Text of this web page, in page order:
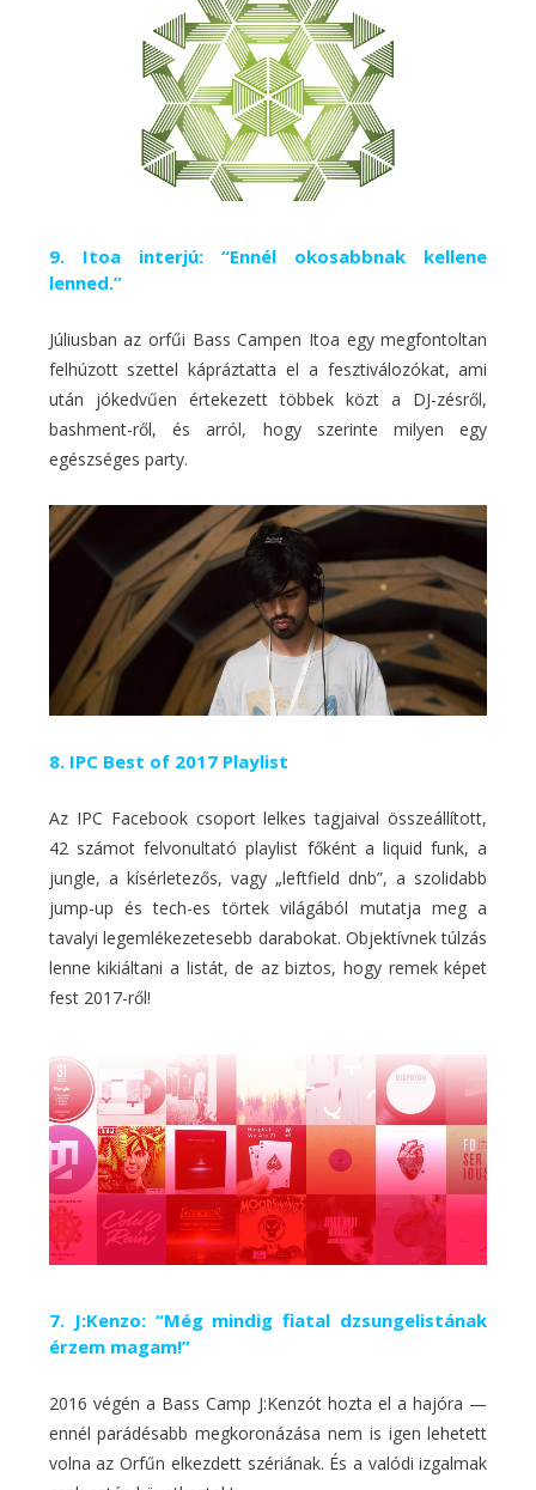
9. Itoa interjú: “Ennél okosabbnak kellene
lenned.”
Júliusban az orfűi Bass Campen Itoa egy megfontoltan
felhúzott szettel kápráztatta el a fesztiválozókat, ami
után jókedvűen értekezett többek közt a DJ-zésről,
bashment-ről, és arról, hogy szerinte milyen egy
egészséges party.
8. IPC Best of 2017 Playlist
Az IPC Facebook csoport lelkes tagjaival összeállított,
42 számot felvonultató playlist főként a liquid funk, a
jungle, a kísérletezős, vagy „leftfield dnb”, a szolidabb
jump-up és tech-es törtek világából mutatja meg a
tavalyi legemlékezetesebb darabokat. Objektívnek túlzás
lenne kikiáltani a listát, de az biztos, hogy remek képet
fest 2017-ről!
7. J:Kenzo: “Még mindig fiatal dzsungelistának
érzem magam!”
2016 végén a Bass Camp J:Kenzót hozta el a hajóra —
ennél parádésabb megkoronázása nem is igen lehetett
volna az Orfűn elkezdett szériának. És a valódi izgalmak